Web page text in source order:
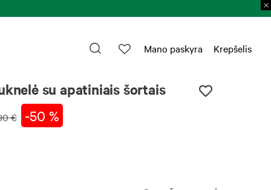
Prekių
Krepšelis
Mano paskyra
su apatiniais šortais
€ -50 %